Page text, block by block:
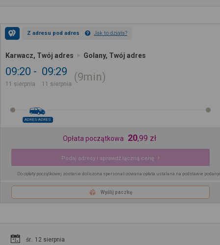
Z adresu pod adres Jak to działa?
Karwacz, Twój adres Golany, Twój adres
09:20
11 sierpnia
09:29
11 sierpnia
9min
ADRES-ADRES
Opłata początkowa 20,99 zł
Podaj adresy i sprawdź łączną cenę
Do opłaty początkowej zostanie doliczona spersonalizowana opłata ustalana na podstawie
Wyślij paczkę
śr.. 12 sierpnia